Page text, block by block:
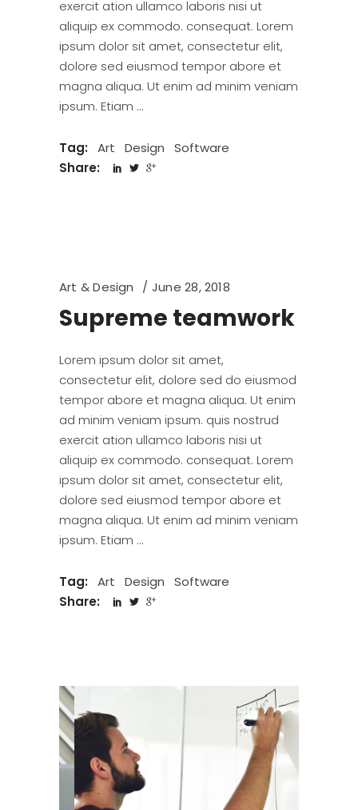
exercit ation ullamco laboris nisi ut
aliquip ex commodo. consequat. Lorem
ipsum dolor sit amet, consectetur elit,
dolore sed eiusmod tempor abore et
magna aliqua. Ut enim ad minim veniam
ipsum. Etiam
Tag: Art Design
Software
Share:
Art & Design June 28, 2018
Supreme teamwork
Lorem ipsum dolor sit amet,
consectetur elit, dolore sed do eiusmod
tempor abore et magna aliqua. Ut enim
ad minim veniam ipsum. quis nostrud
exercit ation ullamco laboris nisi ut
aliquip ex commodo. consequat. Lorem
ipsum dolor sit amet, consectetur elit,
dolore sed eiusmod tempor abore et
magna aliqua. Ut enim ad minim veniam
ipsum. Etiam
Tag: Art Design
Software
Share: